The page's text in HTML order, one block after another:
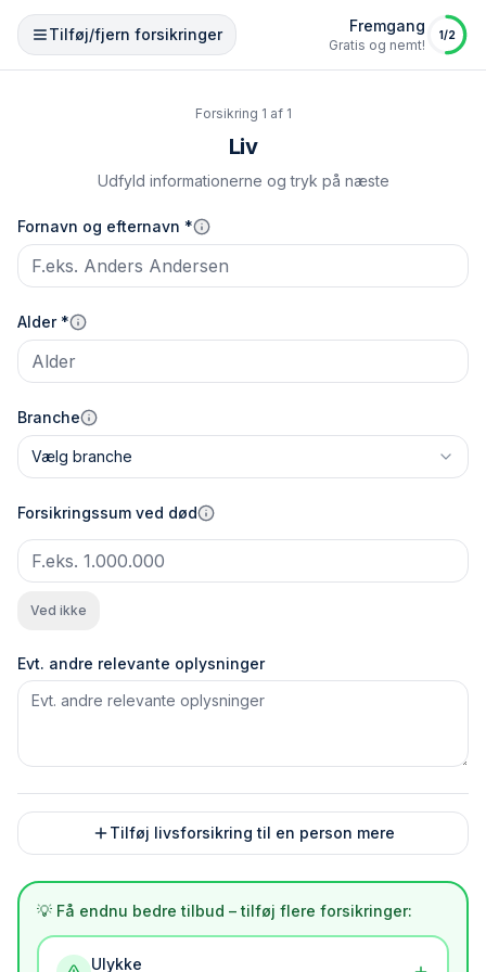
Tilføj/fjern forsikringer Fremgang
Gratis og nemt!
1/2
Forsikring 1 af 1
Liv
Udfyld informationerne og tryk på næste
Fornavn og efternavn *
Alder *
Branche
Vælg branche
Forsikringssum ved død
Ved ikke
Evt. andre relevante oplysninger
Tilføj livsforsikring til en person mere
💡 Få endnu bedre tilbud – tilføj flere forsikringer:
Ulykke